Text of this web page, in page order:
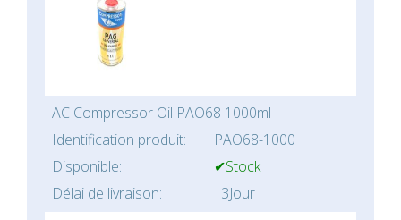
AC Compressor Oil PAO68 1000ml
Identification produit:
PAO68-1000
Disponible:
✔Stock
Délai de livraison:
3Jour